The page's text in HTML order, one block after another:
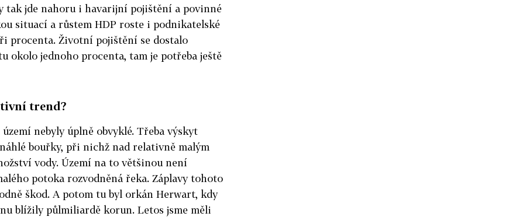
tak jde nahoru i havarijní pojištění a povinné
situací a růstem HDP roste i podnikatelské
procenta. Životní pojištění se dostalo
okolo jednoho procenta, tam je potřeba ještě
trend?
nebyly úplně obvyklé. Třeba výskyt
bouřky, při nichž nad relativně malým
vody. Území na to většinou není
potoka rozvodněná řeka. Záplavy tohoto
škod. A potom tu byl orkán Herwart, kdy
blížily půlmiliardě korun. Letos jsme měli